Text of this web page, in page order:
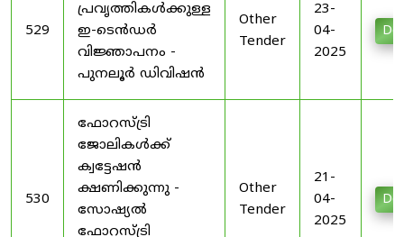
529
പ്രവൃത്തികൾക്കുള്ള
ഇ-ടെൻഡർ
വിജ്ഞാപനം -
പുനലൂർ ഡിവിഷൻ
Other
Tender
23-
04-
2025
530
ഫോറസ്ട്രി
ജോലികൾക്ക്
ക്വട്ടേഷൻ
ക്ഷണിക്കുന്നു -
സോഷ്യൽ
ഫോറസ്ട്രി
Other
Tender
21-
04-
2025